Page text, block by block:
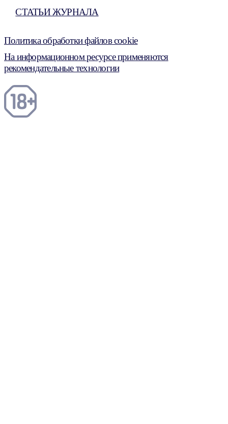
СТАТЬИ ЖУРНАЛА
Политика обработки файлов cookie
На информационном ресурсе применяются
рекомендательные технологии